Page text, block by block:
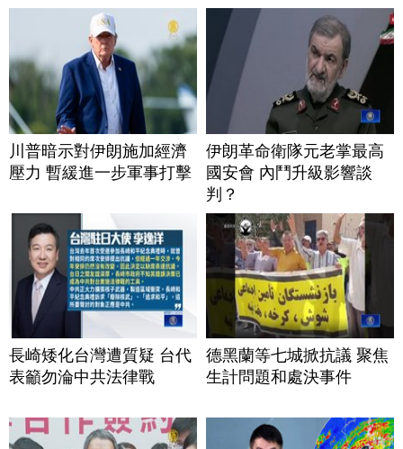
川普暗示對伊朗施加經濟
壓力 暫緩進一步軍事打擊
伊朗革命衛隊元老掌最高
國安會 內鬥升級影響談
判？
長崎矮化台灣遭質疑 台代
表籲勿淪中共法律戰
德黑蘭等七城掀抗議 聚焦
生計問題和處決事件